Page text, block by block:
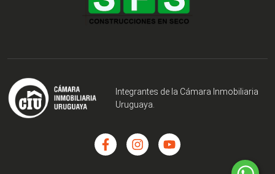
Integrantes de la Cámara Inmobiliaria
Uruguaya.